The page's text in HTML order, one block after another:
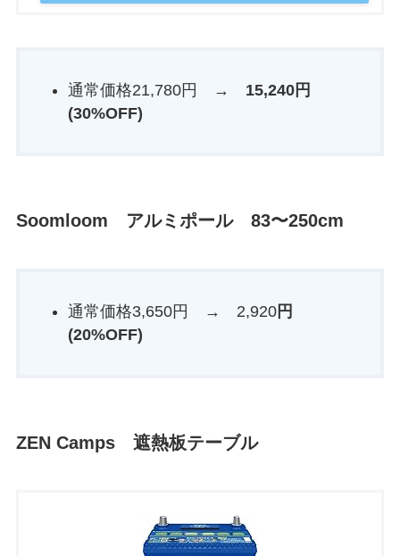
通常価格21,780円 → 15,240円
(30%OFF)
Soomloom アルミポール 83〜250cm
通常価格3,650円 → 2,920円
(20%OFF)
ZEN Camps 遮熱板テーブル